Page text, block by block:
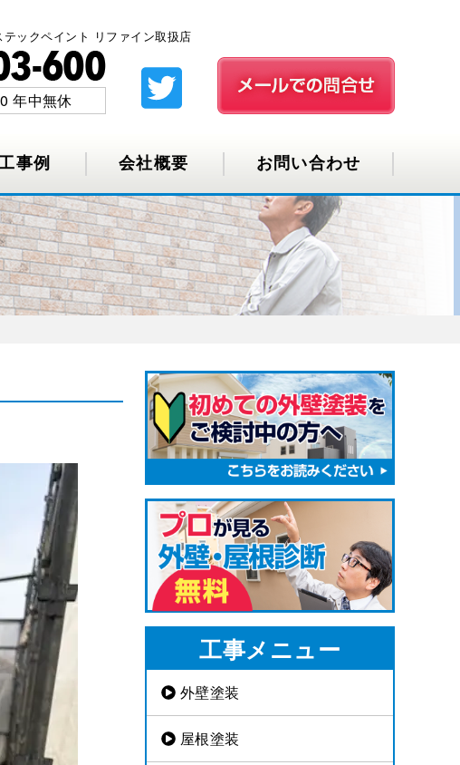
ックペイント リファイン取扱店
年中無休
事例 会社概要 お問い合わせ
工事メニュー
外壁塗装
屋根塗装